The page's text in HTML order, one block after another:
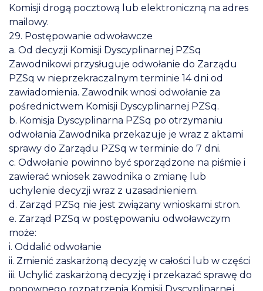
Komisji drogą pocztową lub elektroniczną na adres
mailowy.
29. Postępowanie odwoławcze
a. Od decyzji Komisji Dyscyplinarnej PZSq
Zawodnikowi przysługuje odwołanie do Zarządu
PZSq w nieprzekraczalnym terminie 14 dni od
zawiadomienia. Zawodnik wnosi odwołanie za
pośrednictwem Komisji Dyscyplinarnej PZSq.
b. Komisja Dyscyplinarna PZSq po otrzymaniu
odwołania Zawodnika przekazuje je wraz z aktami
sprawy do Zarządu PZSq w terminie do 7 dni.
c. Odwołanie powinno być sporządzone na piśmie i
zawierać wniosek zawodnika o zmianę lub
uchylenie decyzji wraz z uzasadnieniem.
d. Zarząd PZSq nie jest związany wnioskami stron.
e. Zarząd PZSq w postępowaniu odwoławczym
może:
i. Oddalić odwołanie
ii. Zmienić zaskarżoną decyzję w całości lub w części
iii. Uchylić zaskarżoną decyzję i przekazać sprawę do
ponownego rozpatrzenia Komisji Dyscyplinarnej